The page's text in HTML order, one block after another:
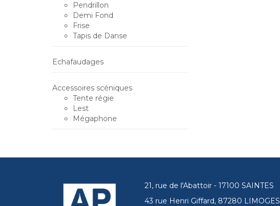
Pendrillon
Demi Fond
Frise
Tapis de Danse
Echafaudages
Accessoires scéniques
Tente régie
Lest
Mégaphone
21, rue de l'Abattoir - 17100 SAINTES
43 rue Henri Giffard, 87280 LIMOGES